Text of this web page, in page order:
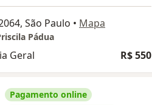
São Paulo • Mapa
Pádua
Geral R$ 550
Pagamento online